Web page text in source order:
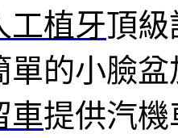
工植牙頂級
單的小臉
車提供汽